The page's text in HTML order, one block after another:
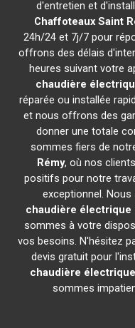
d'entretien et
Chaffoteaux Saint
24h/24 et 7j/7 pour
offrons des délais
heures suivant votre
chaudière
réparée ou installée
et nous offrons des
donner une totale
sommes fiers de
Rémy, où nos
positifs pour notre
exceptionnel.
chaudière électrique
sommes à votre
vos besoins. N'hésitez
devis gratuit pour
chaudière
sommes